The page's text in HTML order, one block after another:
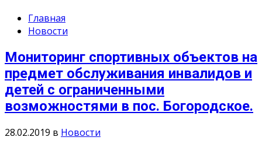
Главная
Новости
Мониторинг спортивных объектов на
предмет обслуживания инвалидов и
детей с ограниченными
возможностями в пос. Богородское.
28.02.2019 в Новости